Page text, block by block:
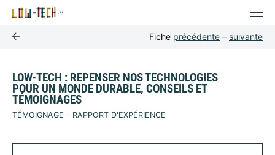
Fiche précédente – suivante
LOW-TECH : REPENSER NOS TECHNOLOGIES
POUR UN MONDE DURABLE, CONSEILS ET
TÉMOIGNAGES
TÉMOIGNAGE - RAPPORT D'EXPÉRIENCE